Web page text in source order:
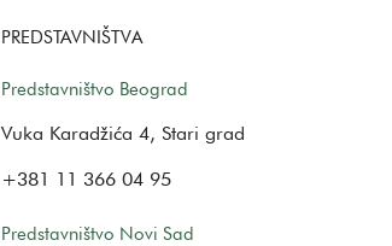
PREDSTAVNIŠTVA
Predstavništvo Beograd
Vuka Karadžića 4, Stari grad
+381 11 366 04 95
Predstavništvo Novi Sad